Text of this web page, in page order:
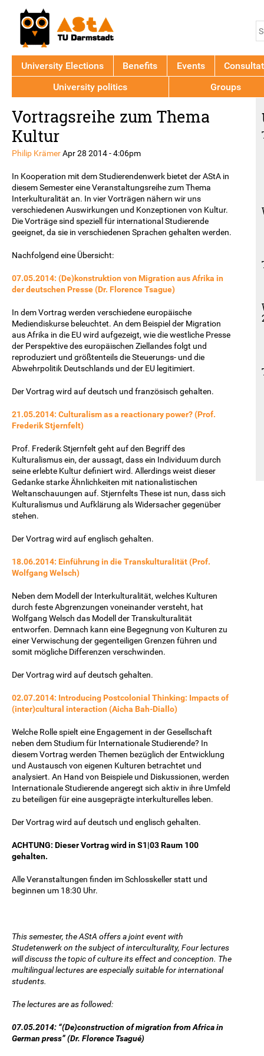
to
top
Vortragsreihe zum Thema
Kultur
Philip KrämerApr 28 2014 - 4:06pm
In Kooperation mit dem Studierendenwerk bietet der AStA in
diesem Semester eine Veranstaltungsreihe zum Thema
Interkulturalität an. In vier Vorträgen nähern wir uns
verschiedenen Auswirkungen und Konzeptionen von Kultur.
Die Vorträge sind speziell für international Studierende
geeignet, da sie in verschiedenen Sprachen gehalten werden.
Nachfolgend eine Übersicht:
07.05.2014: (De)konstruktion von Migration aus Afrika in
der deutschen Presse (Dr. Florence Tsague)
In dem Vortrag werden verschiedene europäische
Mediendiskurse beleuchtet. An dem Beispiel der Migration
aus Afrika in die EU wird aufgezeigt, wie die westliche Presse
der Perspektive des europäischen Ziellandes folgt und
reproduziert und größtenteils die Steuerungs- und die
Abwehrpolitik Deutschlands und der EU legitimiert.
Der Vortrag wird auf deutsch und französisch gehalten.
21.05.2014: Culturalism as a reactionary power? (Prof.
Frederik Stjernfelt)
Prof. Frederik Stjernfelt geht auf den Begriff des
Kulturalismus ein, der aussagt, dass ein Individuum durch
seine erlebte Kultur definiert wird. Allerdings weist dieser
Gedanke starke Ähnlichkeiten mit nationalistischen
Weltanschauungen auf. Stjernfelts These ist nun, dass sich
Kulturalismus und Aufklärung als Widersacher gegenüber
stehen.
Der Vortrag wird auf englisch gehalten.
18.06.2014: Einführung in die Transkulturalität (Prof.
Wolfgang Welsch)
Neben dem Modell der Interkulturalität, welches Kulturen
durch feste Abgrenzungen voneinander versteht, hat
Wolfgang Welsch das Modell der Transkulturalität
entworfen. Demnach kann eine Begegnung von Kulturen zu
einer Verwischung der gegenteiligen Grenzen führen und
somit mögliche Differenzen verschwinden.
Der Vortrag wird auf deutsch gehalten.
02.07.2014: Introducing Postcolonial Thinking: Impacts of
(inter)cultural interaction (Aicha Bah-Diallo)
Welche Rolle spielt eine Engagement in der Gesellschaft
neben dem Studium für Internationale Studierende? In
diesem Vortrag werden Themen bezüglich der Entwicklung
und Austausch von eigenen Kulturen betrachtet und
analysiert. An Hand von Beispiele und Diskussionen, werden
Internationale Studierende angeregt sich aktiv in ihre Umfeld
zu beteiligen für eine ausgeprägte interkulturelles leben.
Der Vortrag wird auf deutsch und englisch gehalten.
ACHTUNG: Dieser Vortrag wird in S1|03 Raum 100
gehalten.
Alle Veranstaltungen finden im Schlosskeller statt und
beginnen um 18:30 Uhr.
This semester, the AStA offers a joint event with
Studetenwerk on the subject of interculturality, Four lectures
will discuss the topic of culture its effect and conception. The
multilingual lectures are especially suitable for international
students.
The lectures are as followed:
07.05.2014: “(De)construction of migration from Africa in
German press” (Dr. Florence Tsagué)
University Elections Benefits Events
University politics
Groups